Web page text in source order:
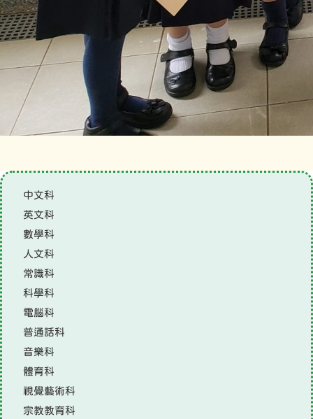
中文科
英文科
數學科
人文科
常識科
科學科
電腦科
普通話科
音樂科
體育科
視覺藝術科
宗教教育科